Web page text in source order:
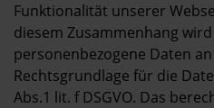
Funktionalität unserer
diesem Zusammenhang
personenbezogene Daten
Rechtsgrundlage für die
Abs.1 lit. f DSGVO. Das